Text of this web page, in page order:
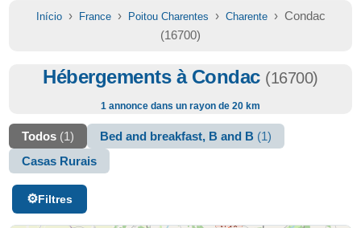
Início› France› Poitou Charentes › Charente› Condac
(16700)
Hébergements à Condac (16700)
1 annonce dans un rayon de 20 km
Todos (1) Bed and breakfast, B and B (1)
Casas Rurais
Filtres